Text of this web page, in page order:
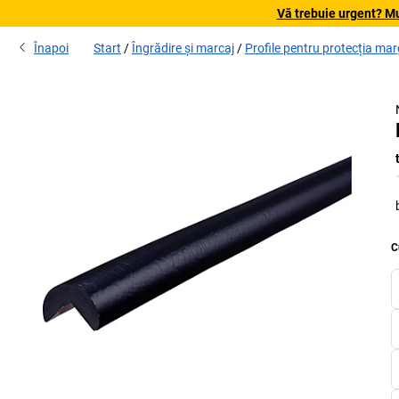
Vă trebuie urgent?
Înapoi Start Îngrădire și marcaj Profile pentru protecția